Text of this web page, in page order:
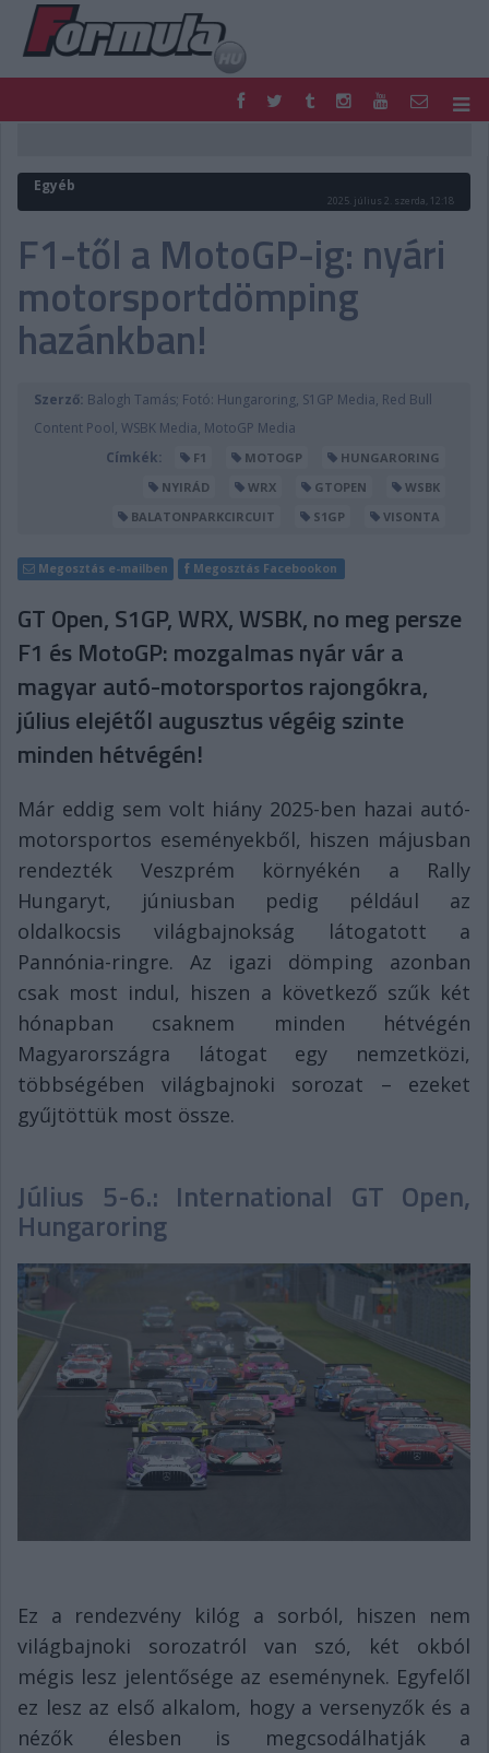
FORMULA
MOTOR
PODCAST
SHOP
TIPPJÁTÉK
DIGITÁLIS MAGAZIN
PONTÁLLÁSOK
VERSENYNAPTÁRAK
Egyéb
2025. július 2. szerda, 12:18
F1-től a MotoGP-ig: nyári
motorsportdömping
hazánkban!
Szerző: Balogh Tamás; Fotó: Hungaroring, S1GP Media, Red Bull
Content Pool, WSBK Media, MotoGP Media
Címkék:
F1 MOTOGP
HUNGARORING
NYIRÁD
WRX GTOPEN
WSBK
BALATONPARKCIRCUIT
S1GP VISONTA
Megosztás e-mailben Megosztás Facebookon
GT Open, S1GP, WRX, WSBK, no meg persze
F1 és MotoGP: mozgalmas nyár vár a
magyar autó-motorsportos rajongókra,
július elejétől augusztus végéig szinte
minden hétvégén!
Már eddig sem volt hiány 2025-ben hazai autó-
motorsportos eseményekből, hiszen májusban
rendezték Veszprém környékén a Rally
Hungaryt, júniusban pedig például az
oldalkocsis világbajnokság látogatott a
Pannónia-ringre. Az igazi dömping azonban
csak most indul, hiszen a következő szűk két
hónapban csaknem minden hétvégén
Magyarországra látogat egy nemzetközi,
többségében világbajnoki sorozat – ezeket
gyűjtöttük most össze.
Július 5-6.: International GT Open,
Hungaroring
Ez a rendezvény kilóg a sorból, hiszen nem
világbajnoki sorozatról van szó, két okból
mégis lesz jelentősége az eseménynek. Egyfelől
ez lesz az első alkalom, hogy a versenyzők és a
nézők élesben is megcsodálhatják a